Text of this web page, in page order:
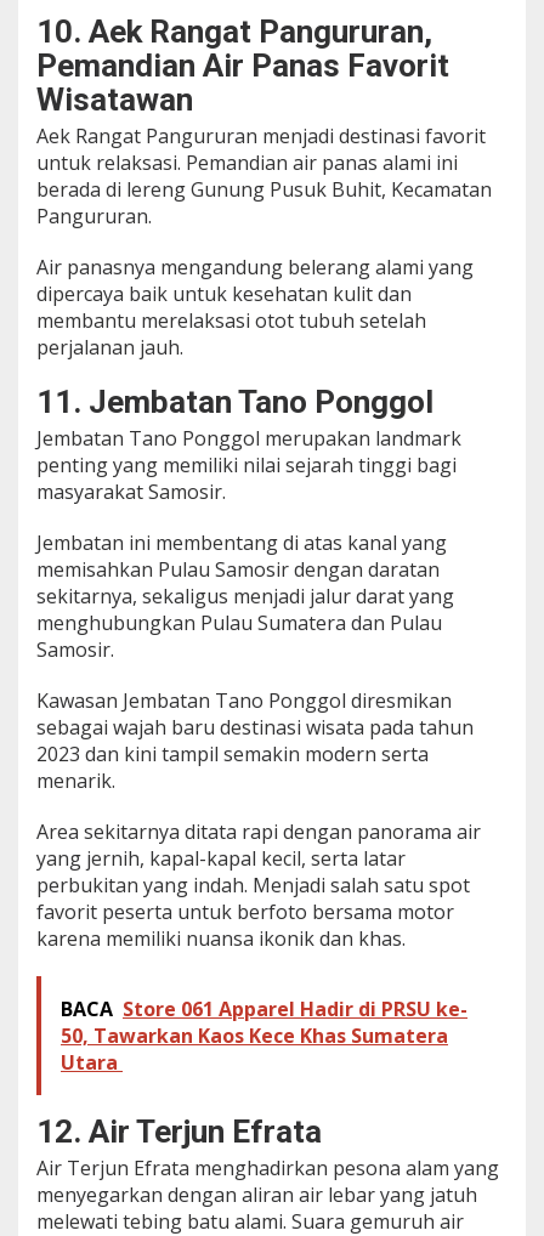
10. Aek Rangat Pangururan,
Pemandian Air Panas Favorit
Wisatawan
Aek Rangat Pangururan menjadi destinasi favorit
untuk relaksasi. Pemandian air panas alami ini
berada di lereng Gunung Pusuk Buhit, Kecamatan
Pangururan.
Air panasnya mengandung belerang alami yang
dipercaya baik untuk kesehatan kulit dan
membantu merelaksasi otot tubuh setelah
perjalanan jauh.
11. Jembatan Tano Ponggol
Jembatan Tano Ponggol merupakan landmark
penting yang memiliki nilai sejarah tinggi bagi
masyarakat Samosir.
Jembatan ini membentang di atas kanal yang
memisahkan Pulau Samosir dengan daratan
sekitarnya, sekaligus menjadi jalur darat yang
menghubungkan Pulau Sumatera dan Pulau
Samosir.
Kawasan Jembatan Tano Ponggol diresmikan
sebagai wajah baru destinasi wisata pada tahun
2023 dan kini tampil semakin modern serta
menarik.
Area sekitarnya ditata rapi dengan panorama air
yang jernih, kapal-kapal kecil, serta latar
perbukitan yang indah. Menjadi salah satu spot
favorit peserta untuk berfoto bersama motor
karena memiliki nuansa ikonik dan khas.
BACA Store 061 Apparel Hadir di PRSU ke-
50, Tawarkan Kaos Kece Khas Sumatera
Utara ‎
12. Air Terjun Efrata
Air Terjun Efrata menghadirkan pesona alam yang
menyegarkan dengan aliran air lebar yang jatuh
melewati tebing batu alami. Suara gemuruh air